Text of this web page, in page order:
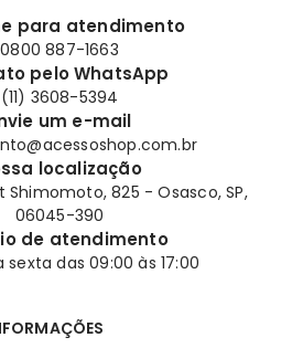
para atendimento
0800 887-1663
pelo WhatsApp
(11) 3608-5394
um e-mail
localização
Shimomoto, 825 - Osasco, SP,
06045-390
de atendimento
sexta das 09:00 às 17:00